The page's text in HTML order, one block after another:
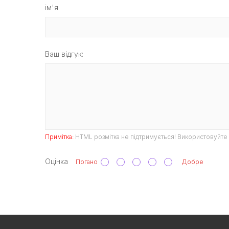
ім'я
Ваш відгук:
Примітка: HTML розмітка не підтримується! Використовуйте
Оцінка Погано Добре